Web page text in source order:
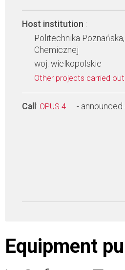
Host institution :
Politechnika
Chemicznej
woj. wielkopolskie
Other projects carried
Call : OPUS 4 -
Equipment